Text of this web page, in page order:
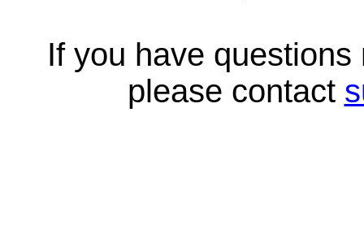
If you have
please contact